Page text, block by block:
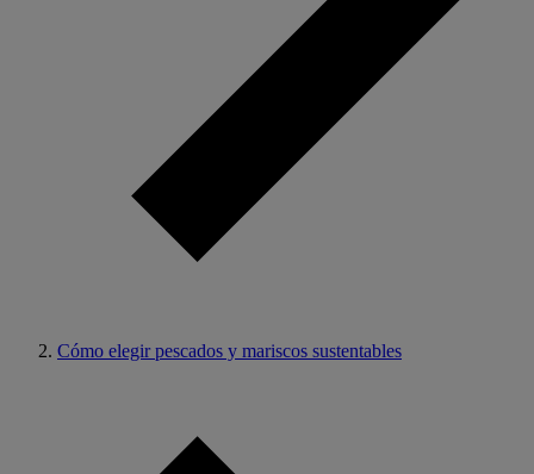
Cómo elegir pescados y mariscos sustentables